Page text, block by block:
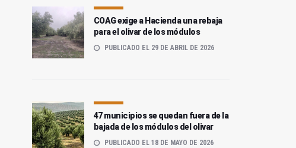
COAG exige a Hacienda una rebaja
para el olivar de los módulos
PUBLICADO EL 29 DE ABRIL DE 2026
47 municipios se quedan fuera de la
bajada de los módulos del olivar
PUBLICADO EL 18 DE MAYO DE 2026